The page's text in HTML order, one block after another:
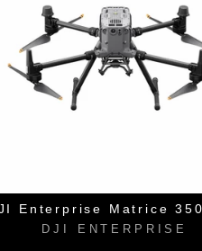
Enterprise Matrice
DJI ENTERPRISE